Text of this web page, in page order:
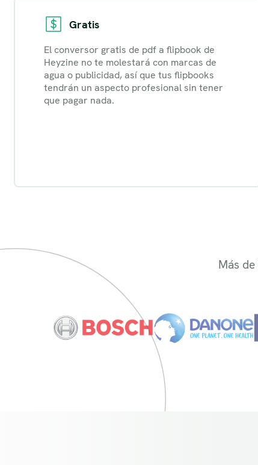
Gratis
El conversor gratis de pdf a flipbook de
Heyzine no te molestará con marcas de
agua o publicidad, así que tus flipbooks
tendrán un aspecto profesional sin tener
que pagar nada.
Más de